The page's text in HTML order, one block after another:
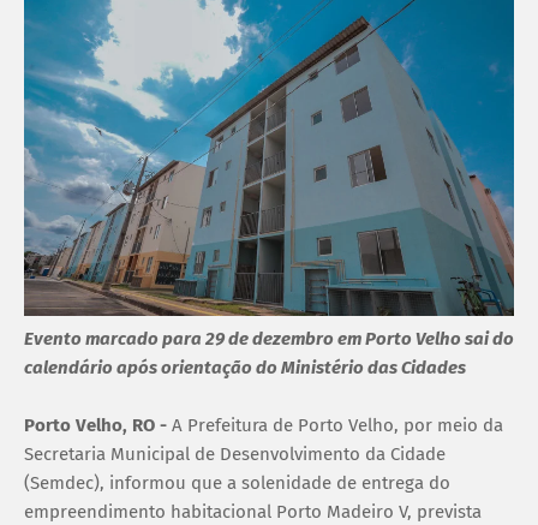
Evento marcado para 29 de dezembro em Porto Velho sai do
calendário após orientação do Ministério das Cidades
Porto Velho, RO - A Prefeitura de Porto Velho, por meio da
Secretaria Municipal de Desenvolvimento da Cidade
(Semdec), informou que a solenidade de entrega do
empreendimento habitacional Porto Madeiro V, prevista